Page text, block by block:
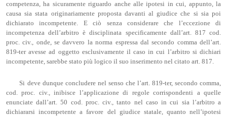
competenza, ha sicuramente riguardo anche alle ipotesi in cui, appunto, la
causa sia stata originariamente proposta davanti al giudice che si sia poi
dichiarato incompetente. E ciò senza considerare che l’eccezione di
incompetenza dell’arbitro è disciplinata specificamente dall’art. 817 cod.
proc. civ., onde, se davvero la norma espressa dal secondo comma dell’art.
819-ter avesse ad oggetto esclusivamente il caso in cui l’arbitro si dichiari
incompetente, sarebbe stato più logico il suo inserimento nel citato art. 817.
Si deve dunque concludere nel senso che l’art. 819-ter, secondo comma,
cod. proc. civ., inibisce l’applicazione di regole corrispondenti a quelle
enunciate dall’art. 50 cod. proc. civ., tanto nel caso in cui sia l’arbitro a
dichiararsi incompetente a favore del giudice statale, quanto nell’ipotesi